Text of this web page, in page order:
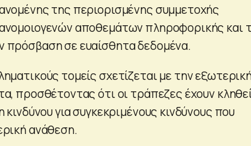
της περιορισμένης συμμετοχής
αποθεμάτων πληροφορικής και
πρόσβαση σε ευαίσθητα δεδομένα.
τομείς σχετίζεται με την
προσθέτοντας ότι οι τράπεζες έχουν
κινδύνου για συγκεκριμένους κινδύνους που
ανάθεση.